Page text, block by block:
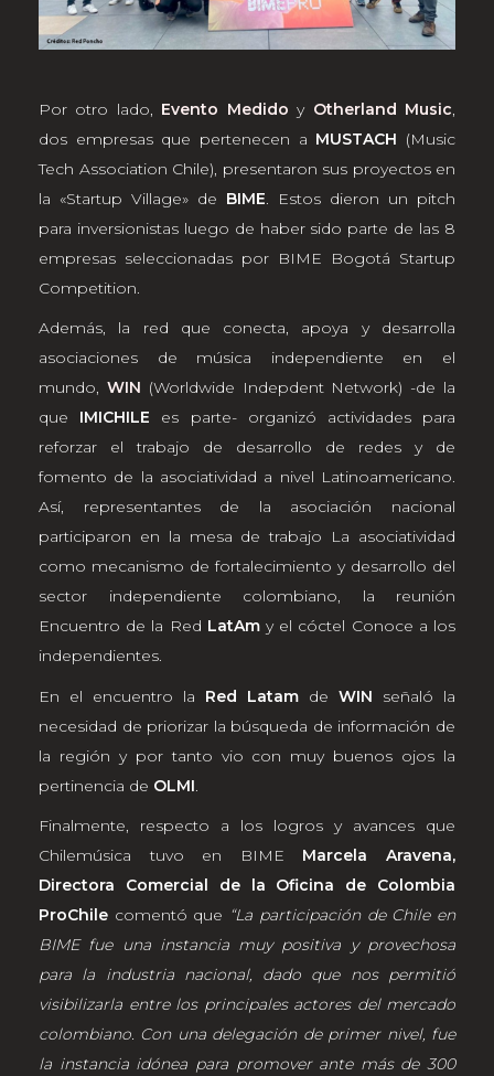
Por otro lado, Evento Medido y Otherland Music,
dos empresas que pertenecen a MUSTACH (Music
Tech Association Chile), presentaron sus proyectos en
la «Startup Village» de BIME. Estos dieron un pitch
para inversionistas luego de haber sido parte de las 8
empresas seleccionadas por BIME Bogotá Startup
Competition.
Además, la red que conecta, apoya y desarrolla
asociaciones de música independiente en el
mundo, WIN (Worldwide Indepdent Network) -de la
que IMICHILE es parte- organizó actividades para
reforzar el trabajo de desarrollo de redes y de
fomento de la asociatividad a nivel Latinoamericano.
Así, representantes de la asociación nacional
participaron en la mesa de trabajo La asociatividad
como mecanismo de fortalecimiento y desarrollo del
sector independiente colombiano, la reunión
Encuentro de la Red LatAmy el cóctel Conoce a los
independientes.
En el encuentro la Red Latam de WIN señaló la
necesidad de priorizar la búsqueda de información de
la región y por tanto vio con muy buenos ojos la
pertinencia de OLMI.
Finalmente, respecto a los logros y avances que
Chilemúsica tuvo en BIME Marcela Aravena,
Directora Comercial de la Oficina de Colombia
ProChile comentó que “La participación de Chile en
BIME fue una instancia muy positiva y provechosa
para la industria nacional, dado que nos permitió
visibilizarla entre los principales actores del mercado
colombiano. Con una delegación de primer nivel, fue
la instancia idónea para promover ante más de 300